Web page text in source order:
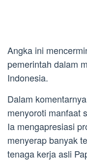
Angka ini
pemerintah dalam
Indonesia.
Dalam
menyoroti manfaat
Ia mengapresiasi
menyerap banyak
tenaga kerja asli